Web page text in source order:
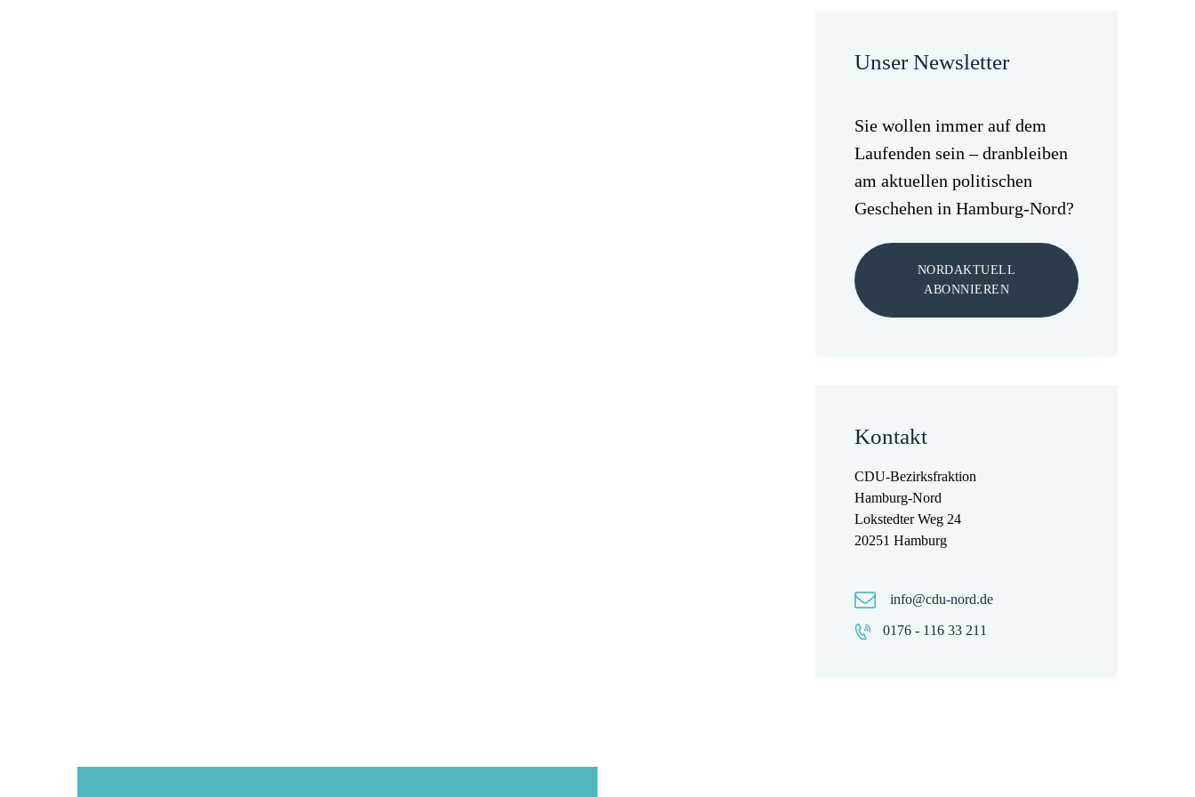
Unser Newsletter
Sie wollen immer auf dem
Laufenden sein – dranbleiben
am aktuellen politischen
Geschehen in Hamburg-Nord?
NORDAKTUELL
ABONNIEREN
Kontakt
CDU-Bezirksfraktion
Hamburg-Nord
Lokstedter Weg 24
20251 Hamburg
info@cdu-nord.de
0176 - 116 33 211